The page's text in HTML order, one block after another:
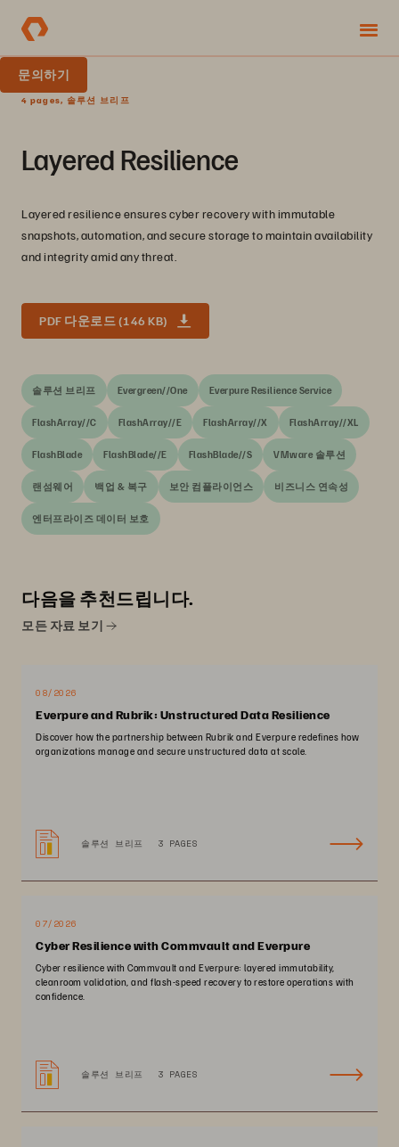
문의하기
4 pages, 솔루션 브리프
Layered Resilience
Layered resilience ensures cyber recovery with immutable
snapshots, automation, and secure storage to maintain availability
and integrity amid any threat.
PDF 다운로드 (146 KB)
솔루션 브리프 Evergreen//One Everpure Resilience Service
FlashArray//C FlashArray//E FlashArray//X FlashArray//XL
FlashBlade FlashBlade//E FlashBlade//S VMware 솔루션
랜섬웨어 백업 & 복구 보안 컴플라이언스 비즈니스 연속성
엔터프라이즈 데이터 보호
다음을 추천드립니다.
모든 자료 보기
08/2026
Everpure and Rubrik: Unstructured Data Resilience
Discover how the partnership between Rubrik and Everpure redefines how
organizations manage and secure unstructured data at scale.
솔루션 브리프 3 PAGES
07/2026
Cyber Resilience with Commvault and Everpure
Cyber resilience with Commvault and Everpure: layered immutability,
cleanroom validation, and flash-speed recovery to restore operations with
confidence.
솔루션 브리프 3 PAGES